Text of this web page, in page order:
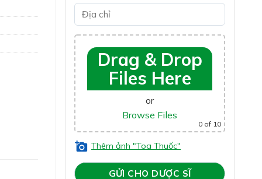
Drag & Drop
Files Here
or
Browse Files
0 of 10
Thêm ảnh "Toa Thuốc"